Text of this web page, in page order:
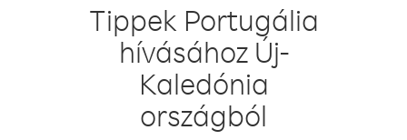
Tippek Portugália
hívásához Új-
Kaledónia
országból